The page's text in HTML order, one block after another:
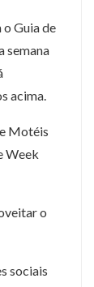
Guia de
semana
acima.
Motéis
Week
o
sociais